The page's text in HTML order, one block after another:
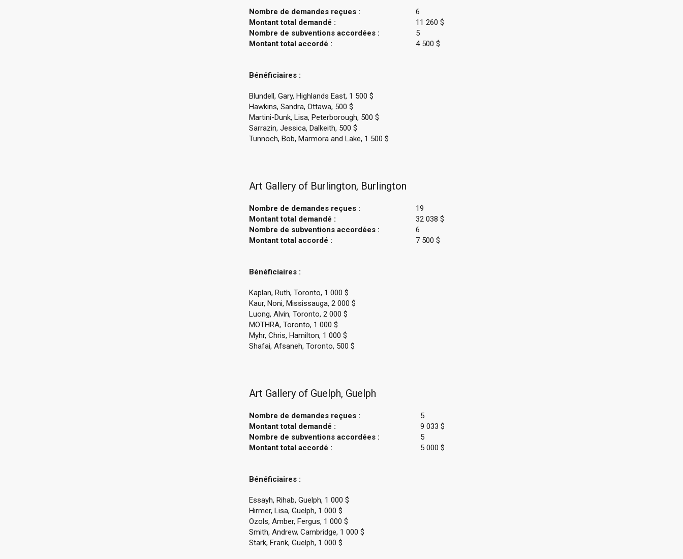
Nombre de demandes reçues :
6
Montant total demandé :
11 260 $
Nombre de subventions accordées :
5
Montant total accordé :
4 500 $
Bénéficiaires :
Blundell, Gary, Highlands East, 1 500 $
Hawkins, Sandra, Ottawa, 500 $
Martini-Dunk, Lisa, Peterborough, 500 $
Sarrazin, Jessica, Dalkeith, 500 $
Tunnoch, Bob, Marmora and Lake, 1 500 $
Art Gallery of Burlington, Burlington
Nombre de demandes reçues :
19
Montant total demandé :
32 038 $
Nombre de subventions accordées :
6
Montant total accordé :
7 500 $
Bénéficiaires :
Kaplan, Ruth, Toronto, 1 000 $
Kaur, Noni, Mississauga, 2 000 $
Luong, Alvin, Toronto, 2 000 $
MOTHRA, Toronto, 1 000 $
Myhr, Chris, Hamilton, 1 000 $
Shafai, Afsaneh, Toronto, 500 $
Art Gallery of Guelph, Guelph
Nombre de demandes reçues :
5
Montant total demandé :
9 033 $
Nombre de subventions accordées :
5
Montant total accordé :
5 000 $
Bénéficiaires :
Essayh, Rihab, Guelph, 1 000 $
Hirmer, Lisa, Guelph, 1 000 $
Ozols, Amber, Fergus, 1 000 $
Smith, Andrew, Cambridge, 1 000 $
Stark, Frank, Guelph, 1 000 $